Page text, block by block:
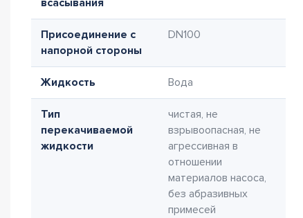
всасывания
Присоединение с
напорной стороны
DN100
Жидкость Вода
Тип
перекачиваемой
жидкости
чистая, не
взрывоопасная, не
агрессивная в
отношении
материалов насоса,
без абразивных
примесей